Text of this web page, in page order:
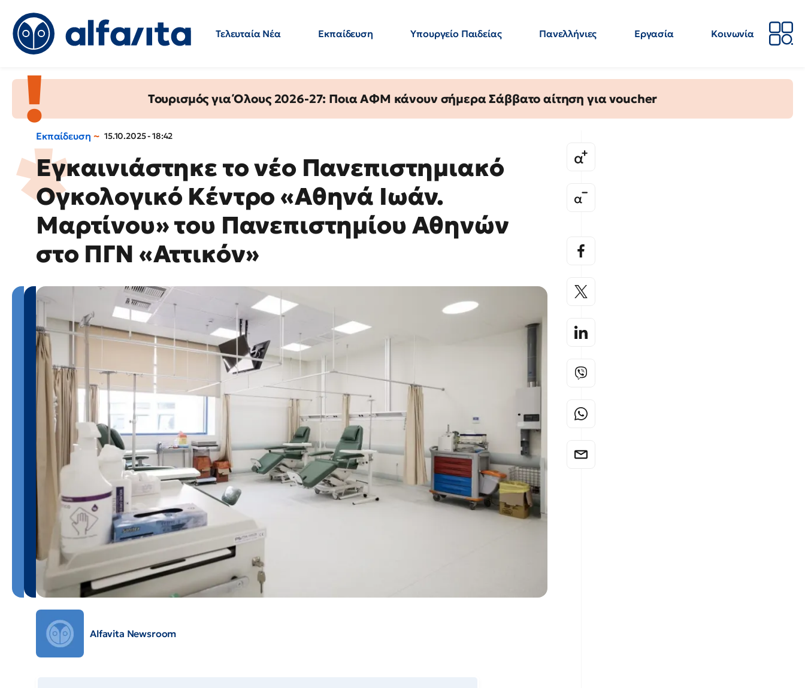
Τελευταία Νέα Εκπαίδευση Υπουργείο Παιδείας Πανελλήνιες Εργασία
Κοινωνία
Τουρισμός για Όλους 2026-27: Ποια ΑΦΜ κάνουν σήμερα Σάββατο αίτηση για voucher
Εκπαίδευση 15.10.2025 - 18:42
Εγκαινιάστηκε το νέο Πανεπιστημιακό
Ογκολογικό Κέντρο «Αθηνά Ιωάν.
Μαρτίνου» του Πανεπιστημίου Αθηνών
στο ΠΓΝ «Αττικόν»
Alfavita Newsroom